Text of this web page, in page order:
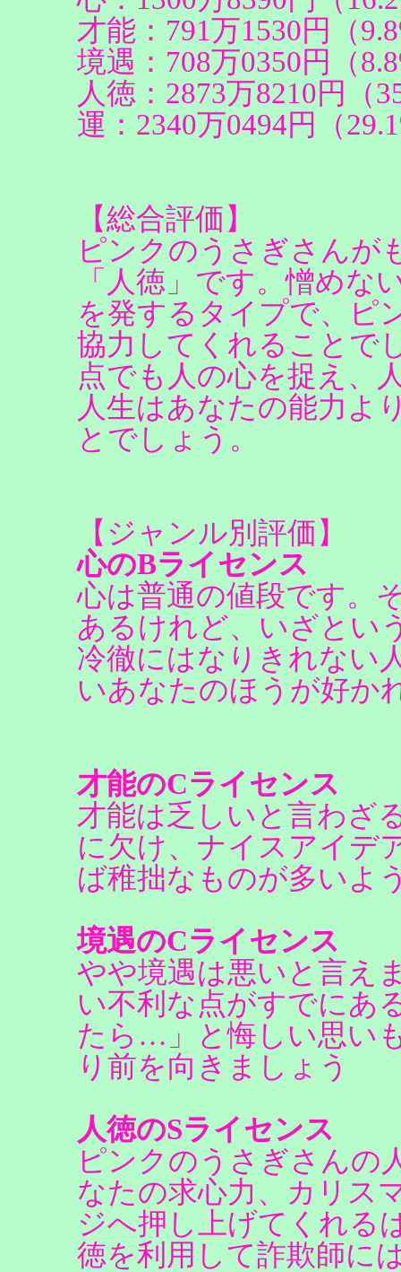
才能：791万1530円（
境遇：708万0350円（
人徳：2873万8210円（
運：2340万0494円（
【総合評価】
ピンクのうさぎさんが
「人徳」です。憎めな
を発するタイプで、ピ
協力してくれることで
点でも人の心を捉え、
人生はあなたの能力よ
とでしょう。
【ジャンル別評価】
心のBライセンス
心は普通の値段です。
あるけれど、いざとい
冷徹にはなりきれない
いあなたのほうが好か
才能のCライセンス
才能は乏しいと言わざ
に欠け、ナイスアイデ
ば稚拙なものが多いよ
境遇のCライセンス
やや境遇は悪いと言え
い不利な点がすでにあ
たら…」と悔しい思い
り前を向きましょう
人徳のSライセンス
ピンクのうさぎさんの
なたの求心力、カリス
ジへ押し上げてくれる
徳を利用して詐欺師に